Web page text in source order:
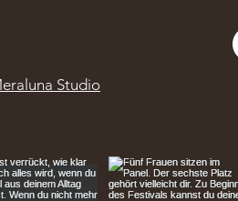
Studio